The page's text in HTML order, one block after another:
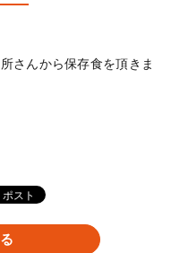
さんから保存食を頂きま